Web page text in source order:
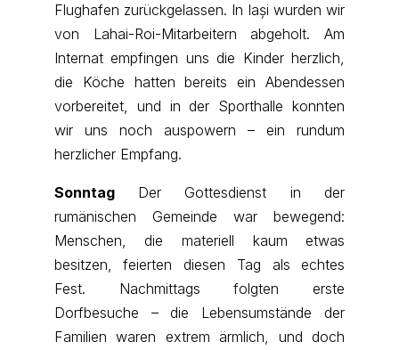
Flughafen zurückgelassen. In Iași wurden wir
von Lahai-Roi-Mitarbeitern abgeholt. Am
Internat empfingen uns die Kinder herzlich,
die Köche hatten bereits ein Abendessen
vorbereitet, und in der Sporthalle konnten
wir uns noch auspowern – ein rundum
herzlicher Empfang.
SonntagDer Gottesdienst in der
rumänischen Gemeinde war bewegend:
Menschen, die materiell kaum etwas
besitzen, feierten diesen Tag als echtes
Fest. Nachmittags folgten erste
Dorfbesuche – die Lebensumstände der
Familien waren extrem ärmlich, und doch